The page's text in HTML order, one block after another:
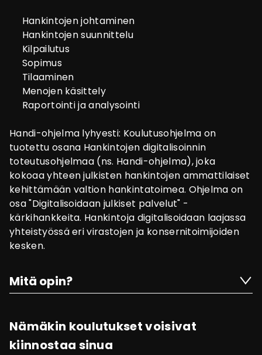
Hankintojen johtaminen
Hankintojen suunnittelu
Kilpailutus
Sopimus
Tilaaminen
Menojen käsittely
Raportointi ja analysointi
Handi-ohjelma lyhyesti: Koulutusohjelma on
tuotettu osana Hankintojen digitalisoinnin
toteutusohjelmaa (ns. Handi-ohjelma), joka
kokoaa yhteen julkisten hankintojen ammattilaiset
kehittämään valtion hankintatoimea. Ohjelma on
osa "Digitalisoidaan julkiset palvelut" -
kärkihankkeita. Hankintoja digitalisoidaan laajassa
yhteistyössä eri virastojen ja konsernitoimijoiden
kesken.
Mitä opin?
Nämäkin koulutukset voisivat
kiinnostaa sinua